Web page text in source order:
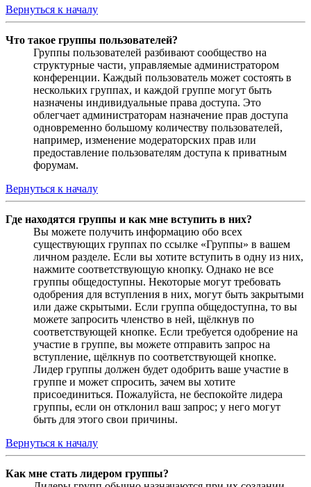
Вернуться к началу
Что такое группы пользователей?
Группы пользователей разбивают сообщество на
структурные части, управляемые администратором
конференции. Каждый пользователь может состоять в
нескольких группах, и каждой группе могут быть
назначены индивидуальные права доступа. Это
облегчает администраторам назначение прав доступа
одновременно большому количеству пользователей,
например, изменение модераторских прав или
предоставление пользователям доступа к приватным
форумам.
Вернуться к началу
Где находятся группы и как мне вступить в них?
Вы можете получить информацию обо всех
существующих группах по ссылке «Группы» в вашем
личном разделе. Если вы хотите вступить в одну из них,
нажмите соответствующую кнопку. Однако не все
группы общедоступны. Некоторые могут требовать
одобрения для вступления в них, могут быть закрытыми
или даже скрытыми. Если группа общедоступна, то вы
можете запросить членство в ней, щёлкнув по
соответствующей кнопке. Если требуется одобрение на
участие в группе, вы можете отправить запрос на
вступление, щёлкнув по соответствующей кнопке.
Лидер группы должен будет одобрить ваше участие в
группе и может спросить, зачем вы хотите
присоединиться. Пожалуйста, не беспокойте лидера
группы, если он отклонил ваш запрос; у него могут
быть для этого свои причины.
Вернуться к началу
Как мне стать лидером группы?